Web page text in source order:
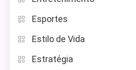
Esportes
Estilo de Vida
Estratégia